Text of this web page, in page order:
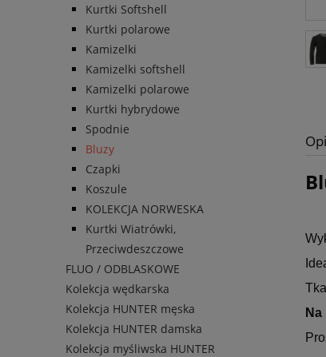
Kurtki Softshell
Kurtki polarowe
Kamizelki
Kamizelki softshell
Kamizelki polarowe
Kurtki hybrydowe
Spodnie
Bluzy
Czapki
Koszule
KOLEKCJA NORWESKA
Kurtki Wiatrówki,
Przeciwdeszczowe
FLUO / ODBLASKOWE
Kolekcja wędkarska
Kolekcja HUNTER męska
Kolekcja HUNTER damska
Kolekcja myśliwska HUNTER